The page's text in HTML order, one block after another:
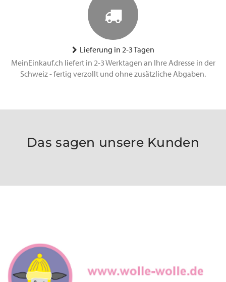
Lieferung in 2-3 Tagen
MeinEinkauf.ch liefert in 2-3 Werktagen an Ihre Adresse in der
Schweiz - fertig verzollt und ohne zusätzliche Abgaben.
Das sagen unsere Kunden